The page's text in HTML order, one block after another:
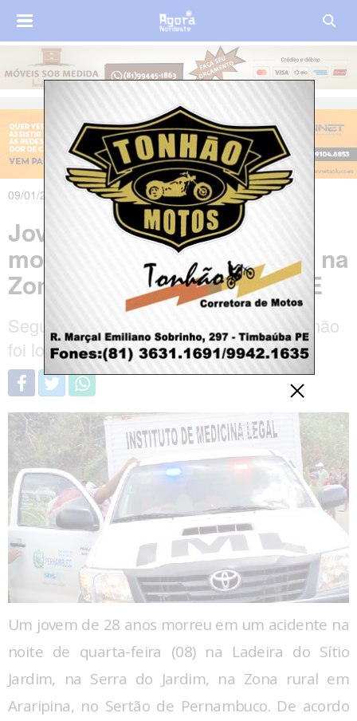
09/01/2020 às 12h29m
Jovem que pilotava moto
morre após bater em trator na
Zona Rural de Araripina, PE
Segundo a polícia, o condutor do trator não
foi localizado ou identificado.
Um jovem de 28 anos morreu em um acidente na
noite de quarta-feira (08) na Ladeira do Sítio
Jardim, na Serra do Jardim, na Zona rural em
Araripina, no Sertão de Pernambuco. De acordo